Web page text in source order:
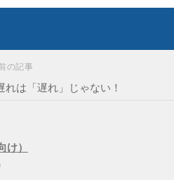
の記事
は「遅れ」じゃない！
）